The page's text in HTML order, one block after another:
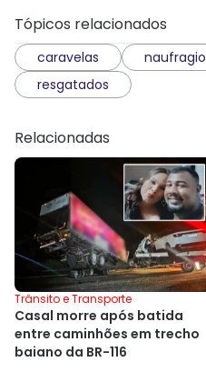
Tópicos relacionados
caravelas naufragio
resgatados
Relacionadas
Trânsito e Transporte
Casal morre após batida
entre caminhões em trecho
baiano da BR-116